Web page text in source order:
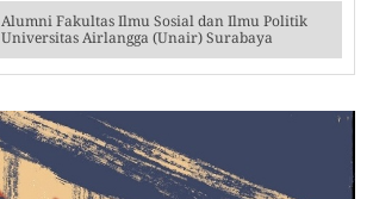
Alumni Fakultas Ilmu Sosial dan Ilmu Politik
Universitas Airlangga (Unair) Surabaya